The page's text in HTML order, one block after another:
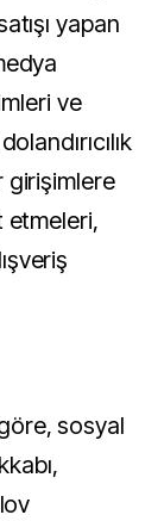
yapan
ve
girişimlere
etmeleri,
sosyal